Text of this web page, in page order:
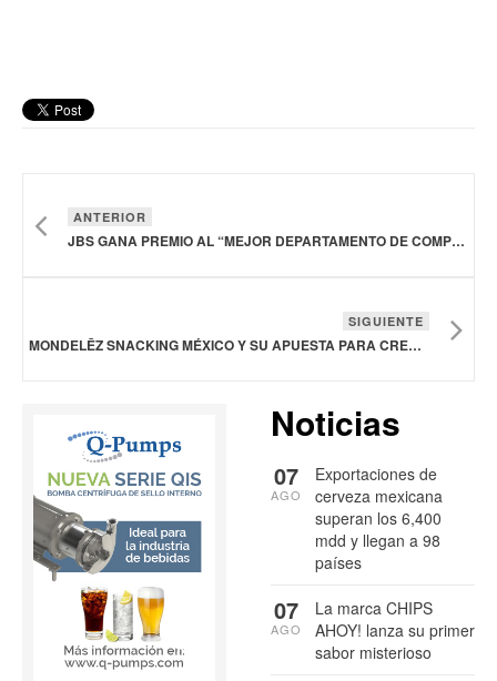
ANTERIOR
JBS GANA PREMIO AL “MEJOR DEPARTAMENTO DE COMPLIANCE EN AGRONEGOCIOS”
SIGUIENTE
MONDELĒZ SNACKING MÉXICO Y SU APUESTA PARA CREAR EL ENTORNO LABORAL DEL FUTURO
Noticias
Exportaciones de
cerveza mexicana
superan los 6,400
mdd y llegan a 98
países
07
AGO
La marca CHIPS
AHOY! lanza su primer
sabor misterioso
07
AGO